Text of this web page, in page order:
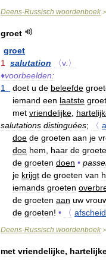
Deens-Russisch woordenboek >
groet
groet
1
salutation 〈v. 〉
♦voorbeelden:
1
doet u de beleefde
iemand een laatste groet
met vriendelijke
salutations distinguées; 〈
doe de groeten aan je
doe hem haar de
de groeten doen •
je krijgt de groeten van
iemands groeten
de groeten aan uw
de groeten! • 〈
Deens-Russisch woordenboek >
met vriendelijke,